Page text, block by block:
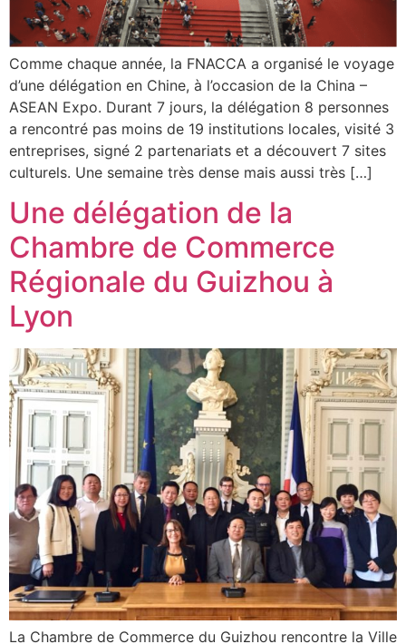
Comme chaque année, la FNACCA a organisé le voyage
d’une délégation en Chine, à l’occasion de la China –
ASEAN Expo. Durant 7 jours, la délégation 8 personnes
a rencontré pas moins de 19 institutions locales, visité 3
entreprises, signé 2 partenariats et a découvert 7 sites
culturels. Une semaine très dense mais aussi très […]
Une délégation de la
Chambre de Commerce
Régionale du Guizhou à
Lyon
La Chambre de Commerce du Guizhou rencontre la Ville